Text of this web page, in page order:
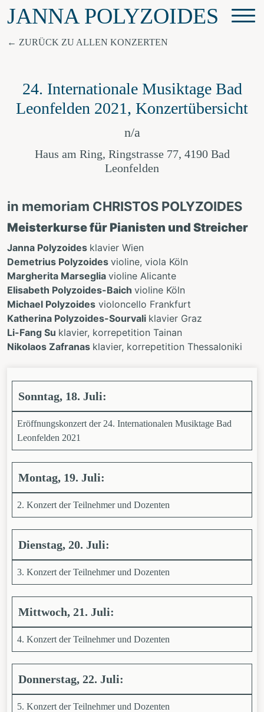
JANNA POLYZOIDES
ZURÜCK ZU ALLEN KONZERTEN
24. Internationale Musiktage Bad
Leonfelden 2021, Konzertübersicht
n/a
Haus am Ring, Ringstrasse 77, 4190 Bad
Leonfelden
in memoriam CHRISTOS POLYZOIDES
Meisterkurse für Pianisten und Streicher
Janna Polyzoides klavier Wien
Demetrius Polyzoides violine, viola Köln
Margherita Marseglia violine Alicante
Elisabeth Polyzoides-Baich violine Köln
Michael Polyzoides violoncello Frankfurt
Katherina Polyzoides-Sourvali klavier Graz
Li-Fang Su klavier, korrepetition Tainan
Nikolaos Zafranas klavier, korrepetition Thessaloniki
Sonntag, 18. Juli:
Eröffnungskonzert der 24. Internationalen Musiktage Bad
Leonfelden 2021
Montag, 19. Juli:
2. Konzert der Teilnehmer und Dozenten
Dienstag, 20. Juli:
3. Konzert der Teilnehmer und Dozenten
Mittwoch, 21. Juli:
4. Konzert der Teilnehmer und Dozenten
Donnerstag, 22. Juli:
5. Konzert der Teilnehmer und Dozenten